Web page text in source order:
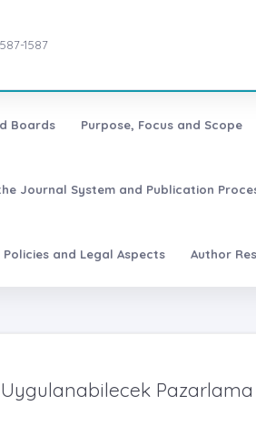
1587
Boards Purpose, Focus and Scope
Journal System and Publication
and Legal Aspects Author